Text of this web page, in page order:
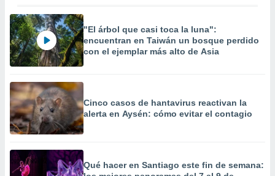
"El árbol que casi toca la luna":
encuentran en Taiwán un bosque perdido
con el ejemplar más alto de Asia
Cinco casos de hantavirus reactivan la
alerta en Aysén: cómo evitar el contagio
Qué hacer en Santiago este fin de semana: